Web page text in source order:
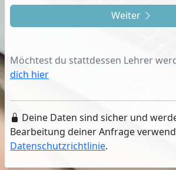
Weiter
Möchtest du stattdessen Lehrer
dich hier
Deine Daten sind sicher und
Bearbeitung deiner Anfrage
Datenschutzrichtlinie.